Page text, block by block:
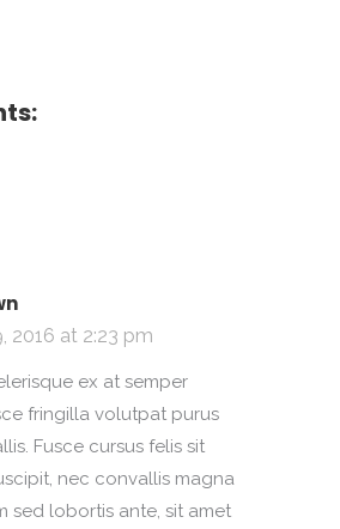
2016 at 2:23 pm
ex at semper
fringilla volutpat purus
Fusce cursus felis sit
nec convallis magna
sed lobortis ante, sit amet